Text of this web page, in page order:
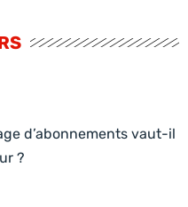
d’abonnements vaut-il
?